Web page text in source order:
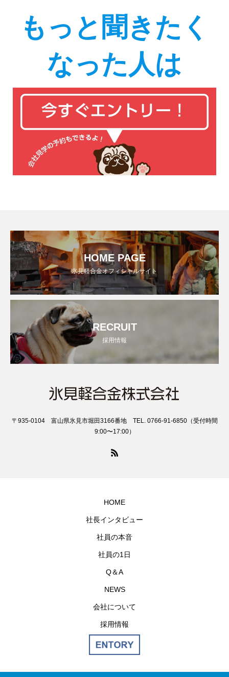
もっと聞きたく
なった人は
HOME PAGE
氷見軽合金オフィシャルサイト
RECRUIT
採用情報
〒935-0104 富山県氷見市堀田3166番地 TEL. 0766-91-6850（受付時間
9:00〜17:00）
HOME
社長インタビュー
社員の本音
社員の1日
Q＆A
NEWS
会社について
採用情報